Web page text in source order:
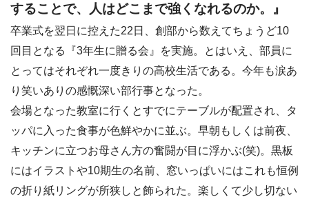
することで、人はどこまで強くなれるのか。』
卒業式を翌日に控えた22日、創部から数えてちょうど10
回目となる『3年生に贈る会』を実施。とはいえ、部員に
とってはそれぞれ一度きりの高校生活である。今年も涙あ
り笑いありの感慨深い部行事となった。
会場となった教室に行くとすでにテーブルが配置され、タ
ッパに入った食事が色鮮やかに並ぶ。早朝もしくは前夜、
キッチンに立つお母さん方の奮闘が目に浮かぶ(笑)。黒板
にはイラストや10期生の名前、窓いっぱいにはこれも恒例
の折り紙リングが所狭しと飾られた。楽しくて少し切ない